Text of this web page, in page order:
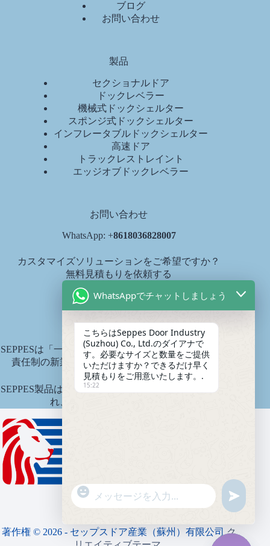
ブログ
お問い合わせ
製品
セクショナルドア
ドックレベラー
機械式ドックシェルター
スポンジ式ドックシェルター
インフレータブルドックシェルター
高速ドア
トラックレストレイント
エッジオブドックレベラー
お問い合わせ
WhatsApp: +8618036828007
カスタマイズソリューションをご希望ですか？
無料見積もりを依頼する
diana@seppes.com.cn
SEPPESサービス
SEPPESは「一戸一庭、生涯サービス」という製品生涯
責任制の新業界サービス基準を実施しています。.
SEPPES製品は中国平安財産保険会社により保険引受さ
れ、保険金額は1500万元です。.
著作権 © 2026 - セップスドア産業（蘇州）有限公司ク
WhatsAppでチャットしましょう
こちらはSeppes Door Industry
(Suzhou) Co., Ltd.のダイアナで
す。必要なサイズと数量をご提供
いただけますか？できるだけ早く
見積もりをご用意いたします。.
15:22
"
+
h
WhatsAppメッセージ
未
定